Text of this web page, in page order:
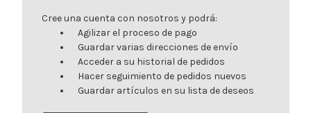
Cree una cuenta con nosotros y podrá:
Agilizar el proceso de pago
Guardar varias direcciones de envío
Acceder a su historial de pedidos
Hacer seguimiento de pedidos nuevos
Guardar artículos en su lista de deseos